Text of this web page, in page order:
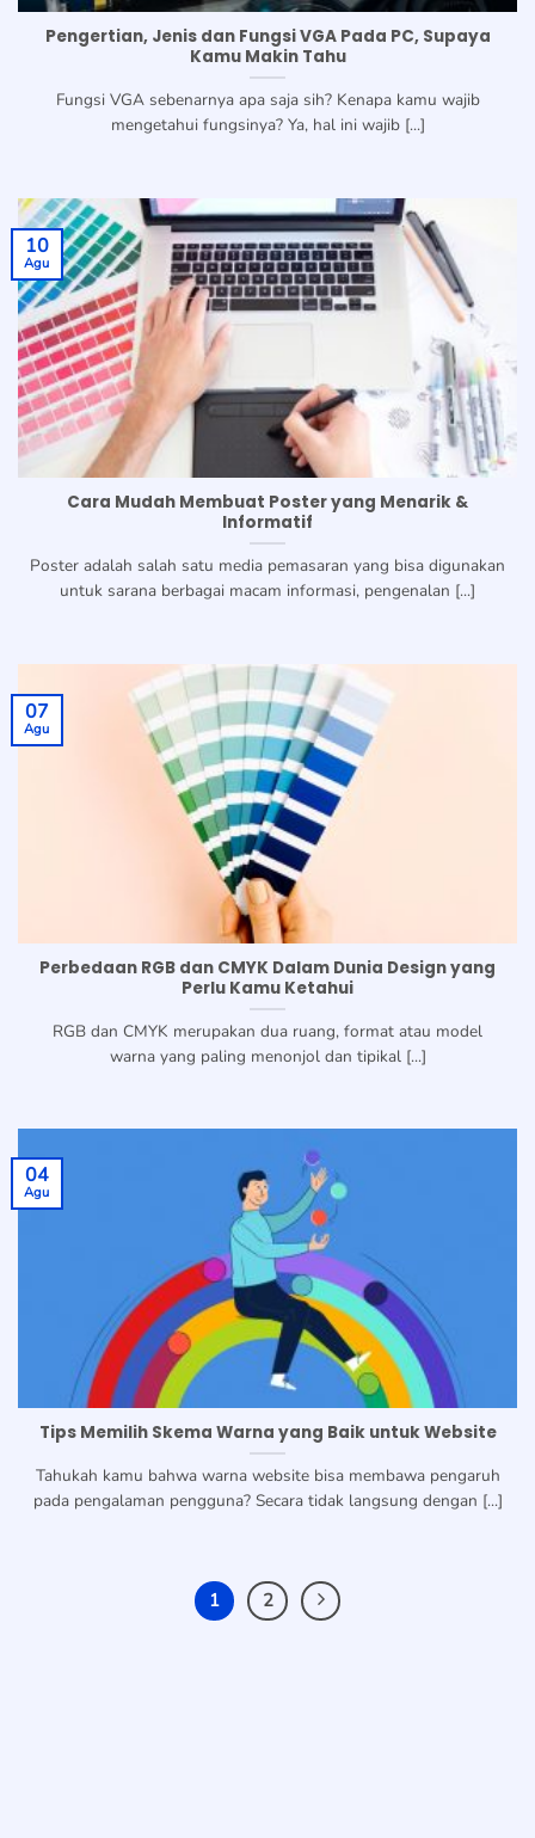
Pengertian, Jenis dan Fungsi VGA Pada PC, Supaya
Kamu Makin Tahu
Fungsi VGA sebenarnya apa saja sih? Kenapa kamu wajib
mengetahui fungsinya? Ya, hal ini wajib [...]
Cara Mudah Membuat Poster yang Menarik &
Informatif
Poster adalah salah satu media pemasaran yang bisa digunakan
untuk sarana berbagai macam informasi, pengenalan [...]
10
Agu
Perbedaan RGB dan CMYK Dalam Dunia Design yang
Perlu Kamu Ketahui
RGB dan CMYK merupakan dua ruang, format atau model
warna yang paling menonjol dan tipikal [...]
07
Agu
Tips Memilih Skema Warna yang Baik untuk Website
Tahukah kamu bahwa warna website bisa membawa pengaruh
pada pengalaman pengguna? Secara tidak langsung dengan [...]
04
Agu
1 2